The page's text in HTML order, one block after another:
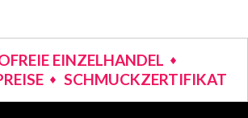
EINZELHANDEL
SCHMUCKZERTIFIKAT